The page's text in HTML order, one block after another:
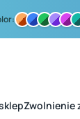
Zwolnienie